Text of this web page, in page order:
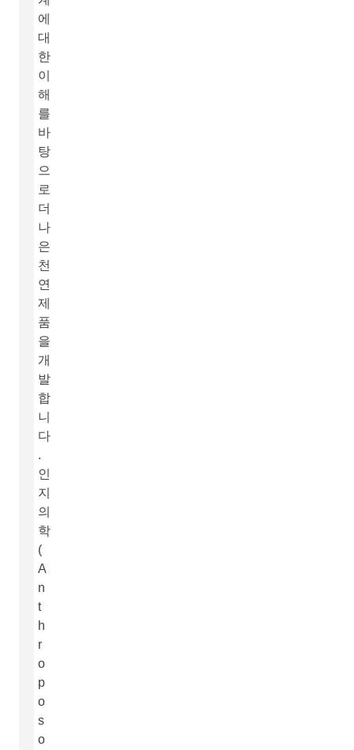
에
대
한
이
해
를
바
탕
으
로
더
나
은
천
연
제
품
을
개
발
합
니
다
.
인
지
의
학
(
A
n
t
h
r
o
p
o
s
o